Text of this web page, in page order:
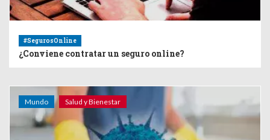
#SegurosOnline
¿Conviene contratar un seguro online?
Mundo Salud y Bienestar